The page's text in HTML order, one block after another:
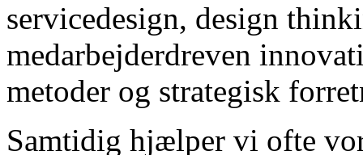
servicedesign, design
medarbejderdreven
metoder og strategisk
Samtidig hjælper vi ofte